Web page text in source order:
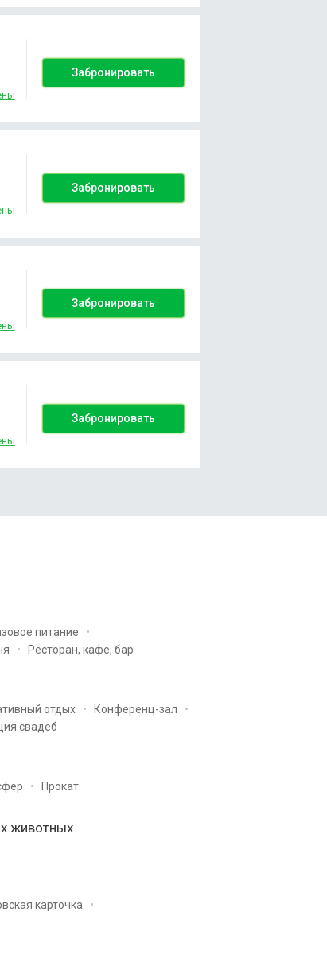
Забронировать
Забронировать
Забронировать
Забронировать
питание
Ресторан, кафе, бар
отдых
Конференц-зал
свадеб
Прокат
животных
карточка